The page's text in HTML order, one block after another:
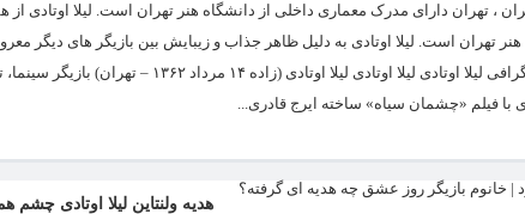
۱۴ مرداد ۱۳۶۲ در محله شمیران ، تهران دارای مدرک معماری داخلی از دانشگاه هنر تهران
بازیگر های کم حاشیۀ فضای مجازی است. بیوگرافی لیلا
با فیلم «چشمان سیاه» ساخته ایرج قادری...
هدیه ولنتاین لیلا اوتادی